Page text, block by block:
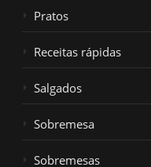
Pratos
Receitas rápidas
Salgados
Sobremesa
Sobremesas